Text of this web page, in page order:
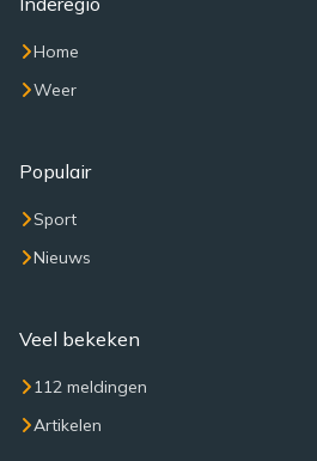
Home
Weer
Populair
Sport
Nieuws
Veel bekeken
112 meldingen
Artikelen